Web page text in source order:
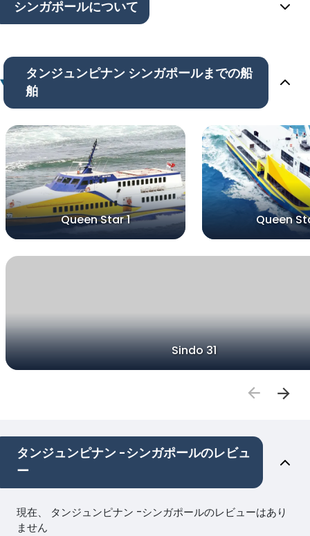
シンガポールについて
タンジュンピナン シンガポールまでの船
舶
Queen Star 1 Queen
Sindo 31
タンジュンピナン -シンガポールのレビュ
ー
現在、 タンジュンピナン -シンガポールのレビューはあり
ません